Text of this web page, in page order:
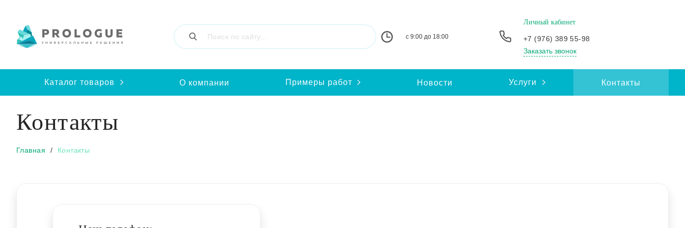
c 9:00 до 18:00
Личный кабинет
+7 (976) 389 55-98
Заказать звонок
Каталог товаров О компании Примеры работ Новости Услуги Контакты
Контакты
Главная Контакты